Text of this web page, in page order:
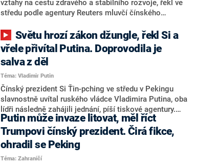
vztahy na cestu zdravého a stabilního rozvoje, řekl ve
středu podle agentury Reuters mluvčí čínského
vřele přivítal Putina. Doprovodila je
salva z děl
Téma: Vladimir Putin
Čínský prezident Si Ťin-pching ve středu v Pekingu
slavnostně uvítal ruského vládce Vladimira Putina, oba
lídři následně zahájili jednání, píší tiskové agentury.
Podle AFP má setkání utužit vztahy mezi Pekingem a
Moskvou necelý týden poté, co Si v Číně přijal
amerického prezidenta Donalda Trumpa.
Putin může invaze litovat, měl říct
Trumpovi čínský prezident. Čirá fikce,
ohradil se Peking
Téma: Zahraničí